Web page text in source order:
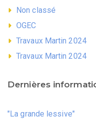
Non classé
OGEC
Travaux Martin 2024
Travaux Martin 2024
Dernières
"La grande lessive"